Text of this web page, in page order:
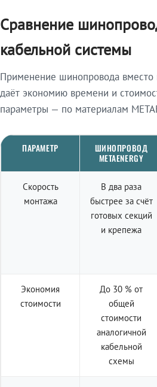
Сравнение
кабельной системы
Применение шинопровода вместо
даёт экономию времени и
параметры — по материалам
ПАРАМЕТР
ШИНОПРОВОД
METAENERGY
Скорость
монтажа
В два раза
быстрее за счёт
готовых секций
и крепежа
Экономия
стоимости
До 30 % от
общей
стоимости
аналогичной
кабельной
схемы